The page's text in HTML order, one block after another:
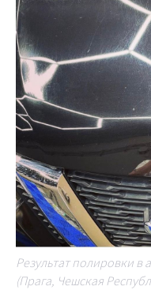
Результат полировки в
(Прага, Чешская